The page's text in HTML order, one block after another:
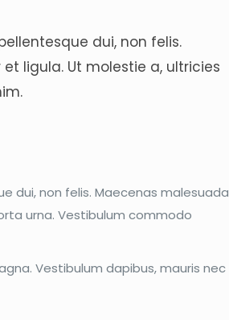
dui, non felis.
ligula. Ut molestie a, ultricies
dui, non felis. Maecenas malesuada
urna. Vestibulum commodo
Vestibulum dapibus, mauris nec